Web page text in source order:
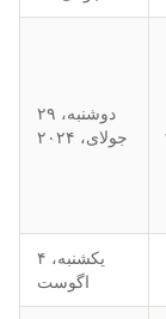
دوشنبه، ۲۹
جولای، ۲۰۲۴
یکشنبه، ۴
اگوست